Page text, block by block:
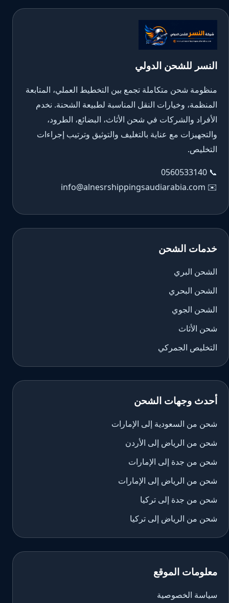
النسر للشحن الدولي
منظومة شحن متكاملة تجمع بين التخطيط العملي، المتابعة
المنظمة، وخيارات النقل المناسبة لطبيعة الشحنة. نخدم
الأفراد والشركات في شحن الأثاث، البضائع، الطرود،
والتجهيزات مع عناية بالتغليف والتوثيق وترتيب إجراءات
التخليص.
📞
0560533140
✉️
info@alnesrshippingsaudiarabia.com
خدمات الشحن
الشحن البري
الشحن البحري
الشحن الجوي
شحن الأثاث
التخليص الجمركي
أحدث وجهات الشحن
شحن من السعودية إلى الإمارات
شحن من الرياض إلى الأردن
شحن من جدة إلى الإمارات
شحن من الرياض إلى الإمارات
شحن من جدة إلى تركيا
شحن من الرياض إلى تركيا
معلومات الموقع
سياسة الخصوصية